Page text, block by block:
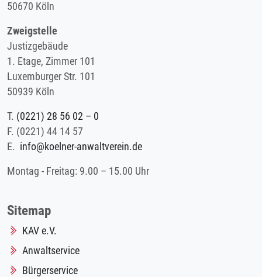
50670 Köln
Zweigstelle
Justizgebäude
1. Etage, Zimmer 101
Luxemburger Str. 101
50939 Köln
T. (0221) 28 56 02 – 0
F. (0221) 44 14 57
E. info@koelner-anwaltverein.de
Montag - Freitag: 9.00 – 15.00 Uhr
Sitemap
KAV e.V.
Anwaltservice
Bürgerservice